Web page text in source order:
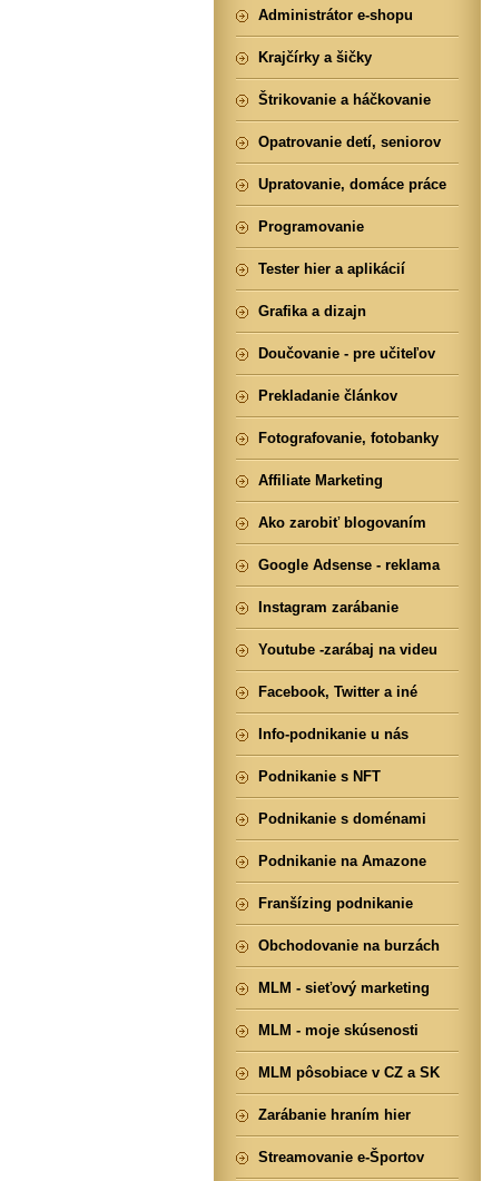
Administrátor e-shopu
Krajčírky a šičky
Štrikovanie a háčkovanie
Opatrovanie detí, seniorov
Upratovanie, domáce práce
Programovanie
Tester hier a aplikácií
Grafika a dizajn
Doučovanie - pre učiteľov
Prekladanie článkov
Fotografovanie, fotobanky
Affiliate Marketing
Ako zarobiť blogovaním
Google Adsense - reklama
Instagram zarábanie
Youtube -zarábaj na videu
Facebook, Twitter a iné
Info-podnikanie u nás
Podnikanie s NFT
Podnikanie s doménami
Podnikanie na Amazone
Franšízing podnikanie
Obchodovanie na burzách
MLM - sieťový marketing
MLM - moje skúsenosti
MLM pôsobiace v CZ a SK
Zarábanie hraním hier
Streamovanie e-Športov